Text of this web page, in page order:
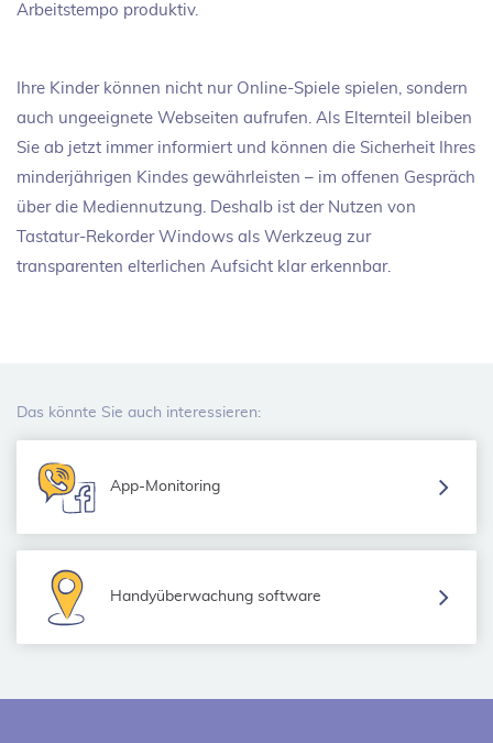
Arbeitstempo produktiv.
Ihre Kinder können nicht nur Online-Spiele spielen, sondern
auch ungeeignete Webseiten aufrufen. Als Elternteil bleiben
Sie ab jetzt immer informiert und können die Sicherheit Ihres
minderjährigen Kindes gewährleisten – im offenen Gespräch
über die Mediennutzung. Deshalb ist der Nutzen von
Tastatur-Rekorder Windows als Werkzeug zur
transparenten elterlichen Aufsicht klar erkennbar.
Das könnte Sie auch interessieren:
App-Monitoring
Handyüberwachung software